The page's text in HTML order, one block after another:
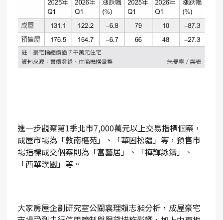
進一步觀察第1季北市7,000萬元以上交易指標個案，
成屋市場為「敦南樞苑」、「華固松疆」等，預售市
場指標成交個案則為「富藝居」、「樺輝詠鑄」、
「西華璞園」等。
大家房屋企劃研究室公關襄理賴志昶分析，成屋豪宅